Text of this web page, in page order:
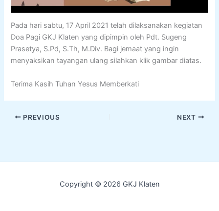
Pada hari sabtu, 17 April 2021 telah dilaksanakan kegiatan
Doa Pagi GKJ Klaten yang dipimpin oleh Pdt. Sugeng
Prasetya, S.Pd, S.Th, M.Div. Bagi jemaat yang ingin
menyaksikan tayangan ulang silahkan klik gambar diatas.
Terima Kasih Tuhan Yesus Memberkati
PREVIOUS NEXT
Copyright © 2026 GKJ Klaten